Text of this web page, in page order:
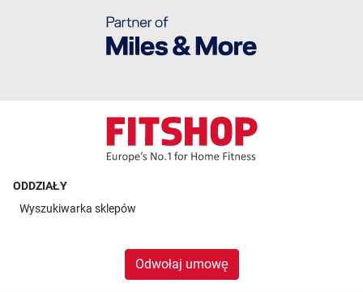
ODDZIAŁY
Wyszukiwarka sklepów
Odwołaj umowę